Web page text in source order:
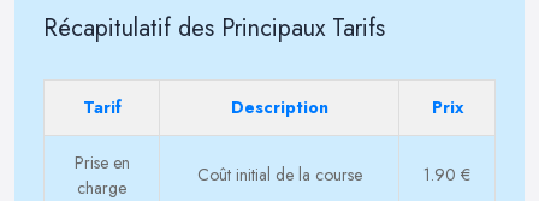
Récapitulatif des Principaux Tarifs
Tarif Description Prix
Prise en
charge
Coût initial de la course 1.90 €